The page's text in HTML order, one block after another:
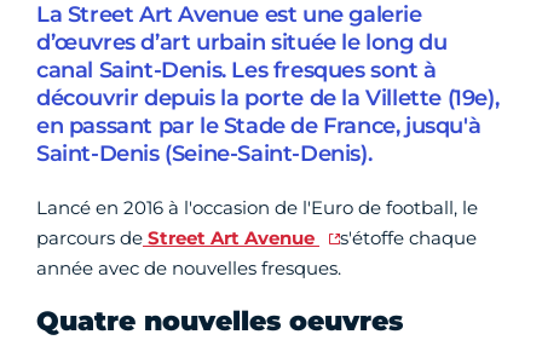
La Street Art Avenue est une galerie
d’œuvres d’art urbain située le long du
canal Saint-Denis. Les fresques sont à
découvrir depuis la porte de la Villette (19e),
en passant par le Stade de France, jusqu'à
Saint-Denis (Seine-Saint-Denis).
Lancé en 2016 à l'occasion de l'Euro de football, le
parcours de Street Art Avenue
s'étoffe chaque
année avec de nouvelles fresques.
Quatre nouvelles oeuvres